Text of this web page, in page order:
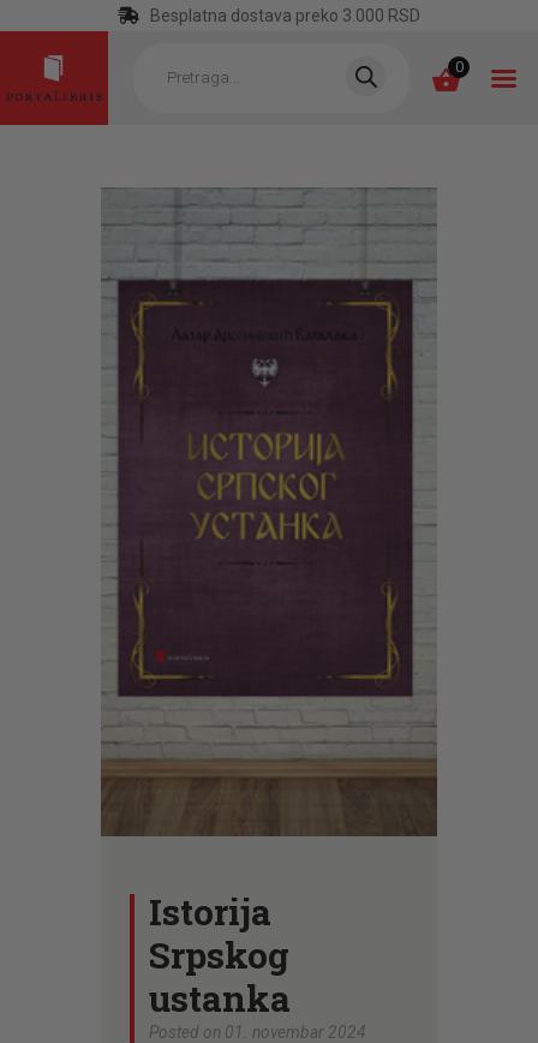
Besplatna dostava preko 3.000 RSD
search 0
POČETNA
KATEGORIJE
NAJPRODAVANIJE
NOVE KNJIGE
OTRGNUTO OD
AUTORI
AKTUELNOSTI
CENOVNIK
PISMO
Istorija
Srpskog
ustanka
Posted on 01. novembar 2024